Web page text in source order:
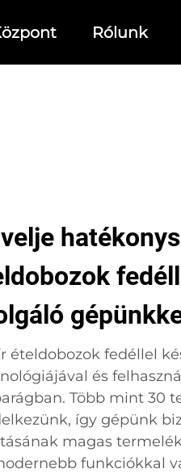
Rólunk
ételdobozok fedéllel
és
Több mint 30
így gépünk
magas
funkciókkal